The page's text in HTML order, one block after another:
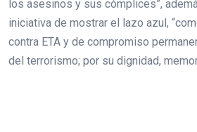
los asesinos y sus cómplices”,
iniciativa de mostrar el lazo azul,
contra ETA y de compromiso
del terrorismo; por su dignidad,